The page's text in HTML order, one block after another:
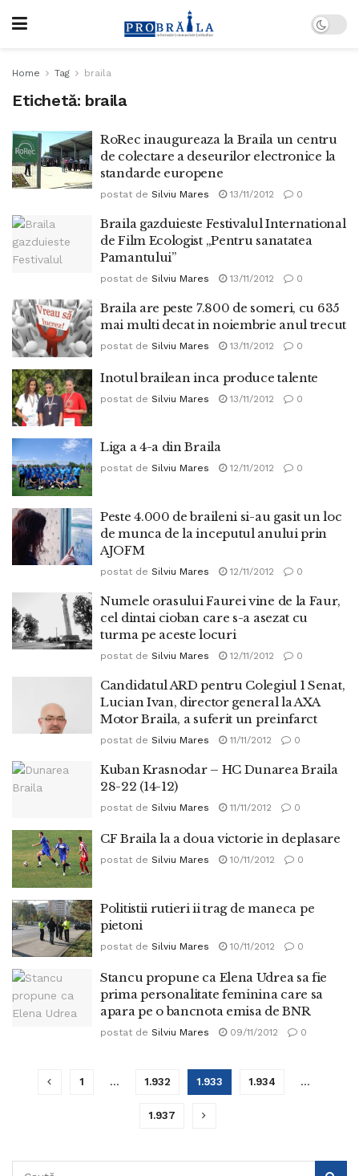
Home Tag braila
Etichetă: braila
RoRec inaugureaza la Braila un centru
de colectare a deseurilor electronice la
standarde europene
postat de Silviu Mares 13/11/2012 0
Braila gazduieste Festivalul International
de Film Ecologist „Pentru sanatatea
Pamantului”
postat de Silviu Mares 13/11/2012 0
Braila are peste 7.800 de someri, cu 635
mai multi decat in noiembrie anul trecut
postat de Silviu Mares 13/11/2012 0
Inotul brailean inca produce talente
postat de Silviu Mares 13/11/2012 0
Liga a 4-a din Braila
postat de Silviu Mares 12/11/2012 0
Peste 4.000 de braileni si-au gasit un loc
de munca de la inceputul anului prin
AJOFM
postat de Silviu Mares 12/11/2012 0
Numele orasului Faurei vine de la Faur,
cel dintai cioban care s-a asezat cu
turma pe aceste locuri
postat de Silviu Mares 12/11/2012 0
Candidatul ARD pentru Colegiul 1 Senat,
Lucian Ivan, director general la AXA
Motor Braila, a suferit un preinfarct
postat de Silviu Mares 11/11/2012 0
Kuban Krasnodar – HC Dunarea Braila
28-22 (14-12)
postat de Silviu Mares 11/11/2012 0
CF Braila la a doua victorie in deplasare
postat de Silviu Mares 10/11/2012 0
Politistii rutieri ii trag de maneca pe
pietoni
postat de Silviu Mares 10/11/2012 0
Stancu propune ca Elena Udrea sa fie
prima personalitate feminina care sa
apara pe o bancnota emisa de BNR
postat de Silviu Mares 09/11/2012 0
1 … 1.932 1.933 1.934 …
1.937